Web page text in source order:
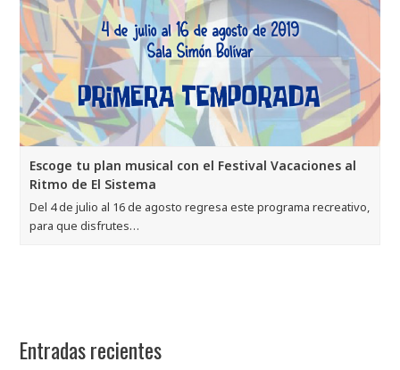
Escoge tu plan musical con el Festival Vacaciones al
Ritmo de El Sistema
Del 4 de julio al 16 de agosto regresa este programa recreativo,
para que disfrutes…
Entradas recientes